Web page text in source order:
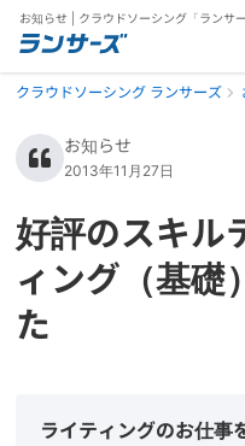
お知らせ | クラウドソーシング「ランサー
クラウドソーシング ランサーズ
お知らせ
2013年11月27日
好評のスキル
ィング（基礎
た
ライティングのお仕事